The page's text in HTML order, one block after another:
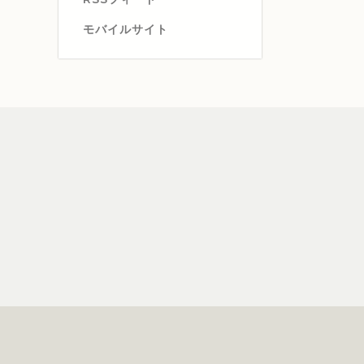
モバイルサイト